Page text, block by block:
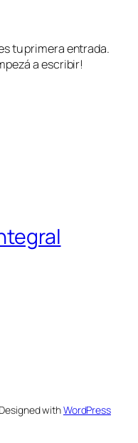
tu primera entrada.
a escribir!
Designed withWordPress